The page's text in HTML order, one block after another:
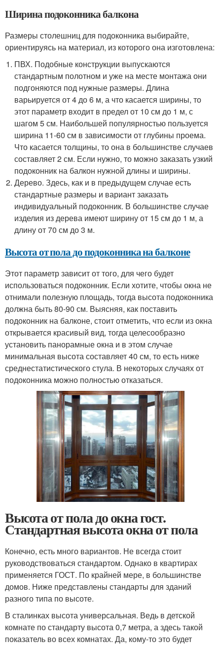
Ширина подоконника балкона
Размеры столешниц для подоконника выбирайте,
ориентируясь на материал, из которого она изготовлена:
ПВХ. Подобные конструкции выпускаются
стандартным полотном и уже на месте монтажа они
подгоняются под нужные размеры. Длина
варьируется от 4 до 6 м, а что касается ширины, то
этот параметр входит в предел от 10 см до 1 м, с
шагом 5 см. Наибольшей популярностью пользуется
ширина 11-60 см в зависимости от глубины проема.
Что касается толщины, то она в большинстве случаев
составляет 2 см. Если нужно, то можно заказать узкий
подоконник на балкон нужной длины и ширины.
Дерево. Здесь, как и в предыдущем случае есть
стандартные размеры и вариант заказать
индивидуальный подоконник. В большинстве случае
изделия из дерева имеют ширину от 15 см до 1 м, а
длину от 70 см до 3 м.
Высота от пола до подоконника на балконе
Этот параметр зависит от того, для чего будет
использоваться подоконник. Если хотите, чтобы окна не
отнимали полезную площадь, тогда высота подоконника
должна быть 80-90 см. Выясняя, как поставить
подоконник на балконе, стоит отметить, что если из окна
открывается красивый вид, тогда целесообразно
установить панорамные окна и в этом случае
минимальная высота составляет 40 см, то есть ниже
среднестатистического стула. В некоторых случаях от
подоконника можно полностью отказаться.
Высота от пола до окна гост.
Стандартная высота окна от пола
Конечно, есть много вариантов. Не всегда стоит
руководствоваться стандартом. Однако в квартирах
применяется ГОСТ. По крайней мере, в большинстве
домов. Ниже представлены стандарты для зданий
разного типа по высоте.
В сталинках высота универсальная. Ведь в детской
комнате по стандарту высота 0,7 метра, а здесь такой
показатель во всех комнатах. Да, кому-то это будет